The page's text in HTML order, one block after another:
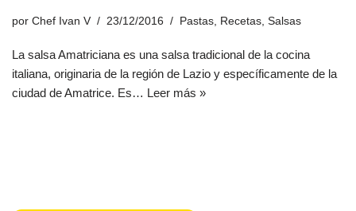
por Chef Ivan V 23/12/2016 Pastas, Recetas, Salsas
La salsa Amatriciana es una salsa tradicional de la cocina
italiana, originaria de la región de Lazio y específicamente de la
ciudad de Amatrice. Es… Leer más »